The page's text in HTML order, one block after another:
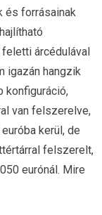
és forrásainak
árcédulával
igazán hangzik
konfiguráció,
van felszerelve,
kerül, de
felszerelt,
eurónál. Mire